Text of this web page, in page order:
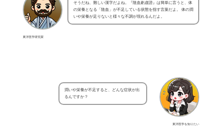
東洋医学研究家
そうだね、難しい漢字だよね。『陰血虧虚證』は簡単に言うと、体
の栄養となる「陰血」が不足している状態を指す言葉だよ。 体の潤
いや栄養が足りないと様々な不調が現れるんだよ。
東洋医学を知りたい
潤いや栄養が不足すると、どんな症状が出
るんですか？